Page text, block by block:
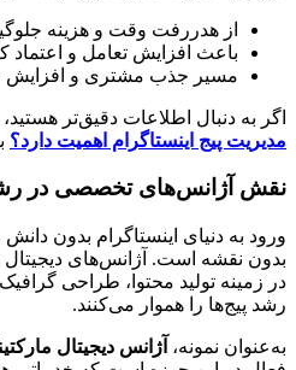
از هدررفت وقت و هزینه
باعث افزایش تعامل و اعتماد
مسیر جذب مشتری و افزایش
اگر به دنبال اطلاعات دقیق‌تر
مدیریت پیج اینستاگرام اهمیت دارد؟
نقش آژانس‌های تخصصی در
ورود به دنیای اینستاگرام بدون
بدون نقشه است. آژانس‌های دیجیتال
در زمینه تولید محتوا، طراحی
رشد پیج‌ها را هموار می‌کنند.
به‌عنوان نمونه، آژانس دیجیتال